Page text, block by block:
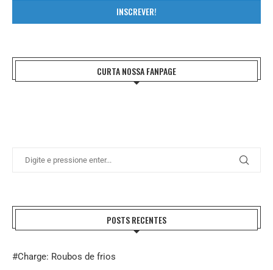
INSCREVER!
CURTA NOSSA FANPAGE
POSTS RECENTES
#Charge: Roubos de frios